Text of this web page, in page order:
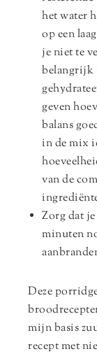
het water
op een
je niet te
belangrijk
geven
balans
in de mix
van de
Zorg dat
minuten
Deze
mijn basis
recept met